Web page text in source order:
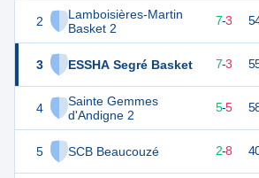
2
Lamboisières-Martin
Basket 2
3 ESSHA Segré Basket
4
Sainte Gemmes
d'Andigne 2
5 SCB Beaucouzé
17 7-3
17 10 7-3
15 5-5
12 2-8